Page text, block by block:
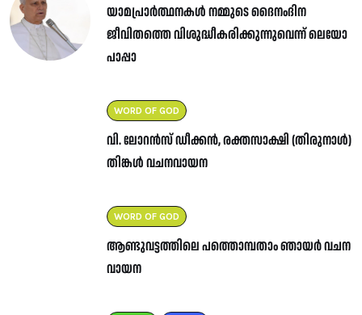
യാമപ്രാർത്ഥനകൾ നമ്മുടെ ദൈനംദിന
ജീവിതത്തെ വിശുദ്ധീകരിക്കുന്നുവെന്ന് ലെയോ
പാപ്പാ
WORD OF GOD
വി. ലോറൻസ് ഡീക്കൻ, രക്തസാക്ഷി (തിരുനാൾ)
തിങ്കൾ വചനവായന
WORD OF GOD
ആണ്ടുവട്ടത്തിലെ പത്തൊമ്പതാം ഞായർ വചന
വായന